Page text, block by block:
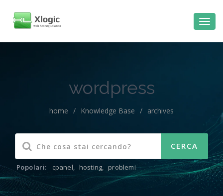
contenuto
wordpress
home / Knowledge Base / archives
Popolari: cpanel, hosting, problemi